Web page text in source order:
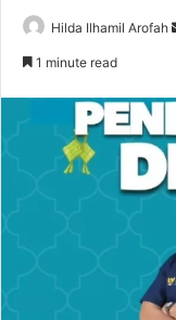
Hilda Ilhamil Arofah
1 minute read